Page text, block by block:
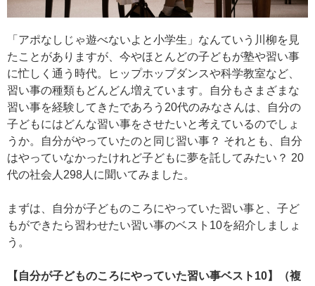
「アポなしじゃ遊べないよと小学生」なんていう川柳を見
たことがありますが、今やほとんどの子どもが塾や習い事
に忙しく通う時代。ヒップホップダンスや科学教室など、
習い事の種類もどんどん増えています。自分もさまざまな
習い事を経験してきたであろう20代のみなさんは、自分の
子どもにはどんな習い事をさせたいと考えているのでしょ
うか。自分がやっていたのと同じ習い事？ それとも、自分
はやっていなかったけれど子どもに夢を託してみたい？ 20
代の社会人298人に聞いてみました。
まずは、自分が子どものころにやっていた習い事と、子ど
もができたら習わせたい習い事のベスト10を紹介しましょ
う。
【自分が子どものころにやっていた習い事ベスト10】（複